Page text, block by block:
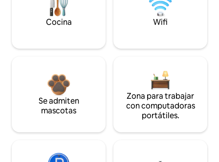
Cocina Wifi
Se admiten
mascotas
Zona para trabajar
con computadoras
portátiles.